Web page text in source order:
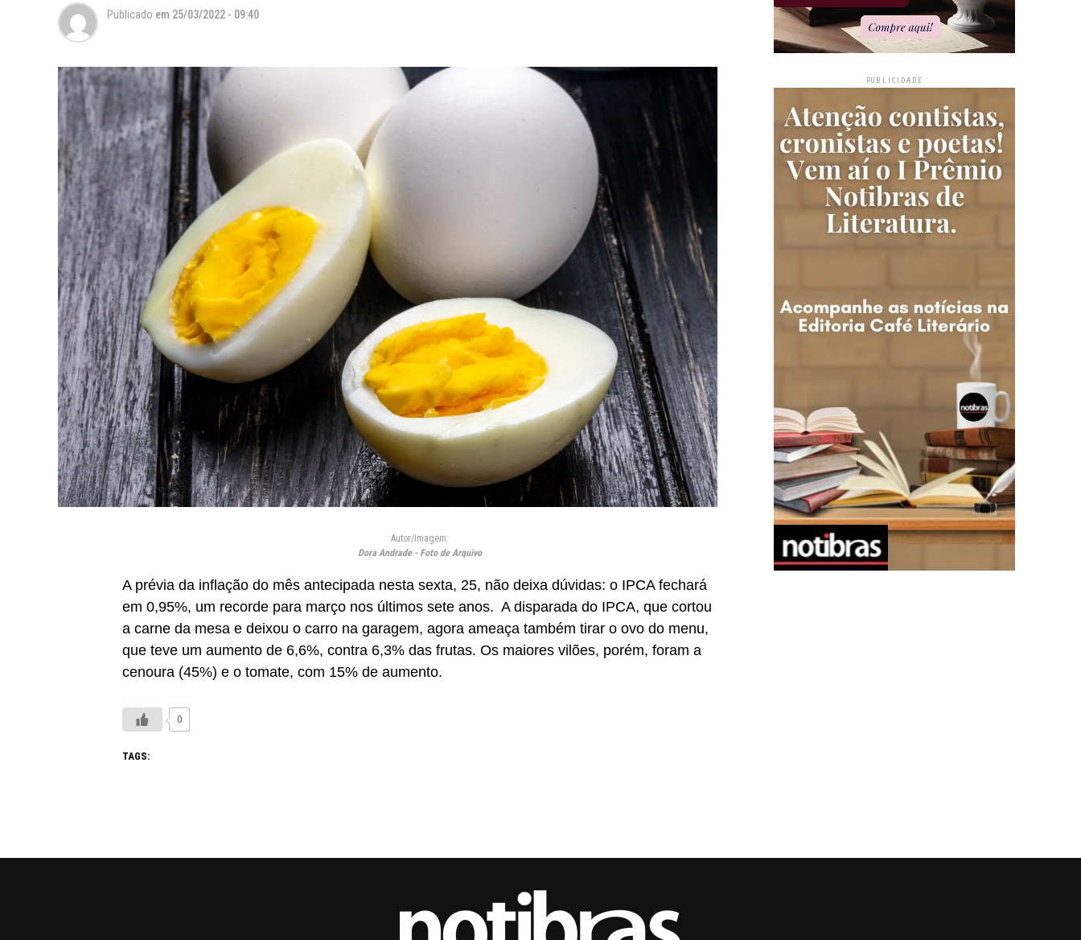
Publicado em 25/03/2022 - 09:40
Autor/Imagem:
Dora Andrade - Foto de Arquivo
A prévia da inflação do mês antecipada nesta sexta, 25, não deixa dúvidas: o IPCA fechará
em 0,95%, um recorde para março nos últimos sete anos. A disparada do IPCA, que cortou
a carne da mesa e deixou o carro na garagem, agora ameaça também tirar o ovo do menu,
que teve um aumento de 6,6%, contra 6,3% das frutas. Os maiores vilões, porém, foram a
cenoura (45%) e o tomate, com 15% de aumento.
0
TAGS:
PUBLICIDADE